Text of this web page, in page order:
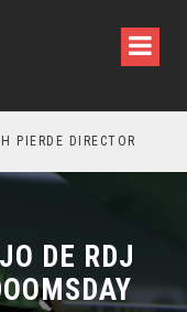
DIRECTOR
DE RDJ